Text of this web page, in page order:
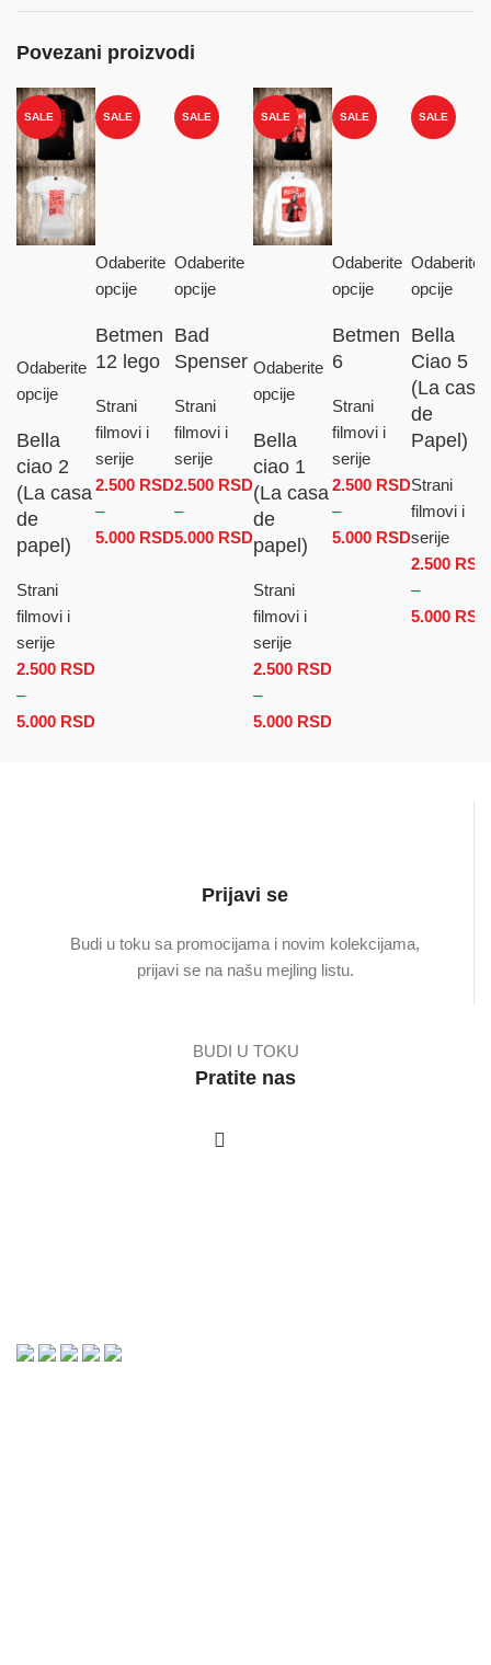
Povezani proizvodi
SALE
Odaberite
opcije
Bella
ciao 2
(La casa
de
papel)
Strani
filmovi i
serije
2.500 RSD
–
5.000 RSD Raspon cena: od 2.500 RSD do 5.000 RSD
SALE
Odaberite
opcije
Betmen
12 lego
Strani
filmovi i
serije
2.500 RSD
–
5.000 RSDRaspon cena: od 2.500 RSD do
SALE
Odaberite
opcije
Bad
Spenser
Strani
filmovi i
serije
2.500 RSD
–
5.000 RSDRaspon cena: od 2.500 RSD
SALE
Odaberite
opcije
Bella
ciao 1
(La casa
de
papel)
Strani
filmovi i
serije
2.500 RSD
–
5.000 RSD
SALE
Odaberite
opcije
Betmen
6
Strani
filmovi i
serije
2.500 RSD
–
5.000 RSDRaspon
cena: od
2.500 RSD
do
SALE
Odaberite
opcije
Bella
Ciao 5
(La casa
de
Papel)
Strani
filmovi i
serije
2.500 RSD
–
5.000 RSD
Prijavi se
Budi u toku sa promocijama i novim kolekcijama,
prijavi se na našu mejling listu.
BUDI U TOKU
Pratite nas